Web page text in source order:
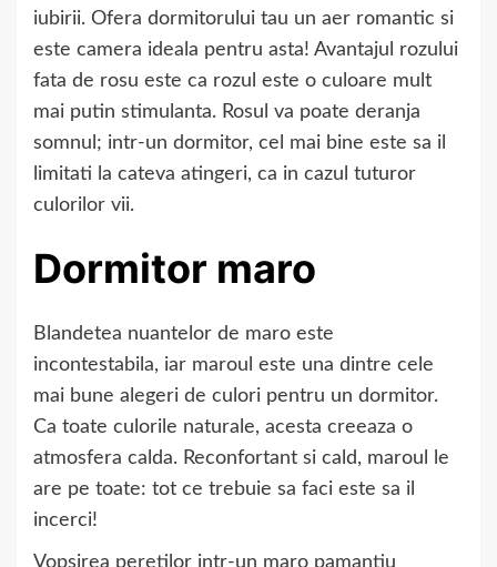
iubirii. Ofera dormitorului tau un aer romantic si
este camera ideala pentru asta! Avantajul rozului
fata de rosu este ca rozul este o culoare mult
mai putin stimulanta. Rosul va poate deranja
somnul; intr-un dormitor, cel mai bine este sa il
limitati la cateva atingeri, ca in cazul tuturor
culorilor vii.
Dormitor maro
Blandetea nuantelor de maro este
incontestabila, iar maroul este una dintre cele
mai bune alegeri de culori pentru un dormitor.
Ca toate culorile naturale, acesta creeaza o
atmosfera calda. Reconfortant si cald, maroul le
are pe toate: tot ce trebuie sa faci este sa il
incerci!
Vopsirea peretilor intr-un maro pamantiu